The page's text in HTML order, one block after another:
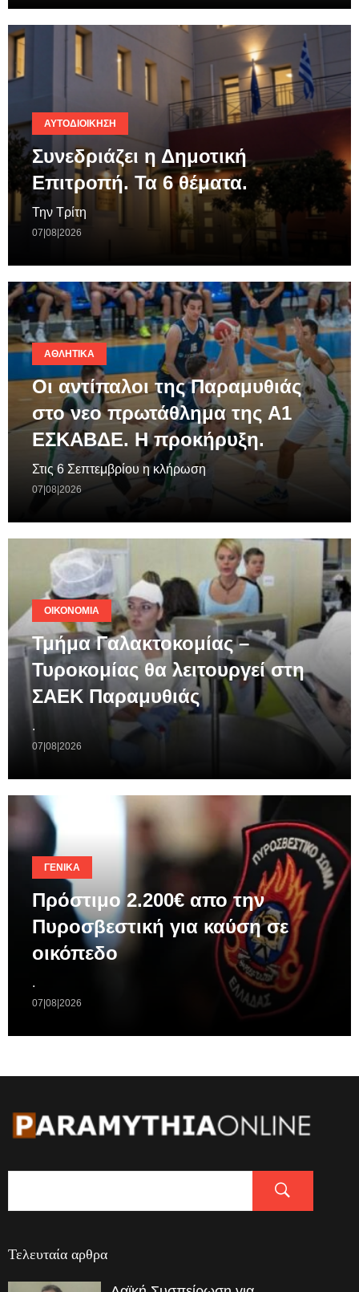
ΑΥΤΟΔΙΟΊΚΗΣΗ
Συνεδριάζει η Δημοτική
Επιτροπή. Τα 6 θέματα.
Την Τρίτη
07|08|2026
ΑΘΛΗΤΙΚΆ
Οι αντίπαλοι της Παραμυθιάς
στο νεο πρωτάθλημα της A1
ΕΣΚΑΒΔΕ. Η προκήρυξη.
Στις 6 Σεπτεμβρίου η κλήρωση
07|08|2026
ΟΙΚΟΝΟΜΊΑ
Τμήμα Γαλακτοκομίας –
Τυροκομίας θα λειτουργεί στη
ΣΑΕΚ Παραμυθιάς
.
07|08|2026
ΓΕΝΙΚΆ
Πρόστιμο 2.200€ απο την
Πυροσβεστική για καύση σε
οικόπεδο
.
07|08|2026
Τελευταία αρθρα